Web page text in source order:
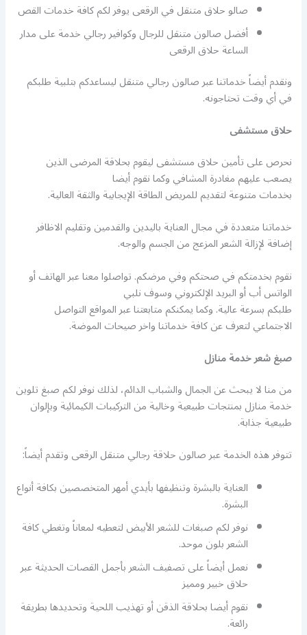
صالو حلاق متنقل في الرقعى يوفر لكم كافة خدمات القص
أفضل صالون متنقل للرجال وكوافير رجالي خدمة على مدار
الساعة حلاق الرقعى
ونقدم أيضاً خدماتنا عبر صالون رجالي متنقل ليساعدكم بتلبية طلبكم
في أي وقت تحتاجونه.
حلاق مستشفى
نحرص على تأمين حلاق مستشفى ليقوم بحلاقة المرضى الذين
يصعب عليهم مغادرة المشافي وكما نقوم أيضا
بخدمات متنوعة لتقديم للمريض الطاقة الإيجابية والثقة العالية.
خدماتنا متعددة في مجال العناية باليدين والقدمين وتقليم الاظافر
إضافة لإزالة الشعر المزعج من الجسم والوجه.
نقوم بخدمتكم في صحتكم وفي مرضكم. تواصلوا معنا عبر الهاتف أو
الواتس أب أو البريد الإلكتروني وسوف نلبي
طلبكم بسرعة عالية. وكما يمكنكم متابعتنا عبر المواقع التواصل
الاجتماعي لتعرف عن كافة خدماتنا واخر صيحات الموضة.
صبغ شعر خدمة منازل
من منا لا يبحث عن الجمال والشباب الدائم، لذلك نوفر لكم صبغ تلوين
خدمة منازل بمنتجات طبيعية وخالية من التركيبات الكيمائية وبإلوان
طبيعية جذابة.
تتوفر هذه الخدمة عبر صالون حلاقة رجالي متنقل الرقعى وتقدم أيضاً:
العناية بالبشرة وتنظيفها بأيدي أمهر المتخصصين بكافة أنواع
البشرة.
نوفر لكم صبغات للشعر الأبيض لتعطيه لمعاناً وتغطي كافة
الشعر بلون موحد.
نعمل أيضاً على تصفيف الشعر بأجمل القصات الحديثة عبر
حلاق خبير ومميز
نقوم أيضا بحلاقة الذقن أو تهذيب اللحية وتحديدها بطريقة
رائعة.